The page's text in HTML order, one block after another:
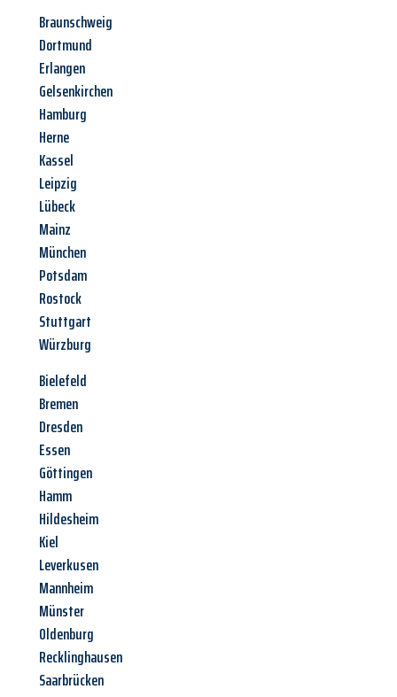
Braunschweig
Dortmund
Erlangen
Gelsenkirchen
Hamburg
Herne
Kassel
Leipzig
Lübeck
Mainz
München
Potsdam
Rostock
Stuttgart
Würzburg
Bielefeld
Bremen
Dresden
Essen
Göttingen
Hamm
Hildesheim
Kiel
Leverkusen
Mannheim
Münster
Oldenburg
Recklinghausen
Saarbrücken